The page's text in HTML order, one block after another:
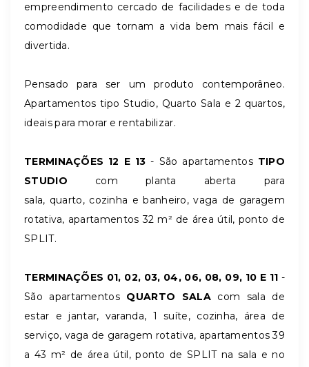
empreendimento cercado de facilidades e de toda
comodidade que tornam a vida bem mais fácil e
divertida.
Pensado para ser um produto contemporâneo.
Apartamentos tipo Studio, Quarto Sala e 2 quartos,
ideais para morar e rentabilizar.
TERMINAÇÕES 12 E 13 - São apartamentos TIPO
STUDIO com planta aberta para
sala, quarto, cozinha e banheiro, vaga de garagem
rotativa, apartamentos 32 m² de área útil, ponto de
SPLIT.
TERMINAÇÕES 01, 02, 03, 04, 06, 08, 09, 10 E 11 -
São apartamentos QUARTO SALA com sala de
estar e jantar, varanda, 1 suíte, cozinha, área de
serviço, vaga de garagem rotativa, apartamentos 39
a 43 m² de área útil, ponto de SPLIT na sala e no